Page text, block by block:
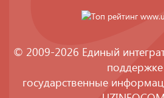
© 2009-2026 Единый
поддержке
государственные